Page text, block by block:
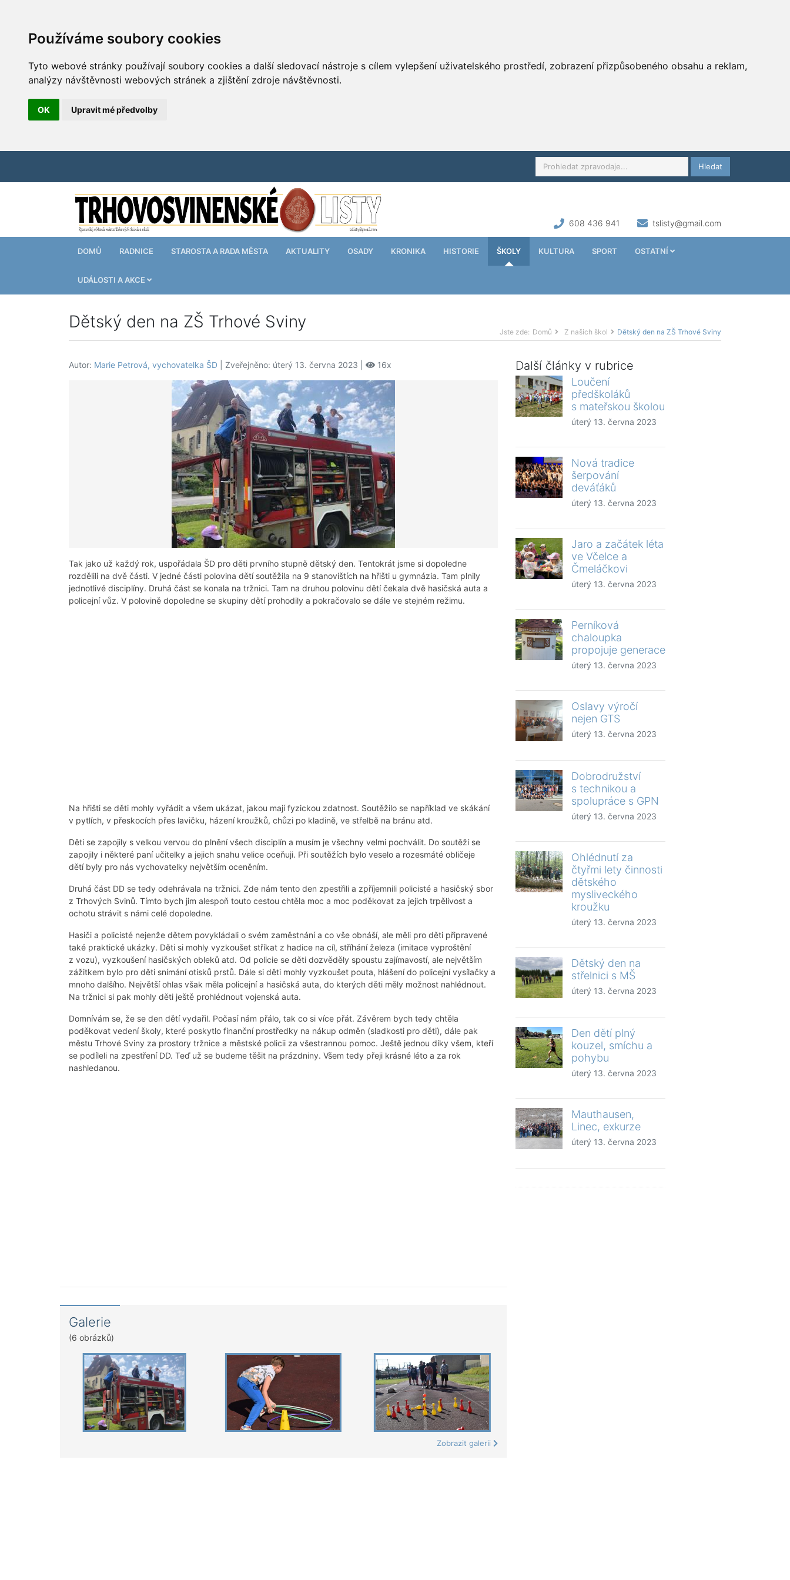
Používáme soubory cookies
Tyto webové stránky používají soubory cookies a další sledovací nástroje s cílem vylepšení uživatelského prostředí, zobrazení přizpůsobeného obsahu a reklam,
analýzy návštěvnosti webových stránek a zjištění zdroje návštěvnosti.
OK Upravit mé předvolby
Hledat
608 436 941 tslisty@gmail.com
DOMŮ RADNICE STAROSTA A RADA MĚSTA AKTUALITY OSADY KRONIKA HISTORIE ŠKOLY KULTURA SPORT OSTATNÍ
UDÁLOSTI A AKCE
Dětský den na ZŠ Trhové Sviny
Jste zde: Domů Z našich škol Dětský den na ZŠ Trhové Sviny
Autor: Marie Petrová, vychovatelka ŠD | Zveřejněno: úterý 13. června 2023 | 16x
Tak jako už každý rok, uspořádala ŠD pro děti prvního stupně dětský den. Tentokrát jsme si dopoledne
rozdělili na dvě části. V jedné části polovina dětí soutěžila na 9 stanovištích na hřišti u gymnázia. Tam plnily
jednotlivé disciplíny. Druhá část se konala na tržnici. Tam na druhou polovinu dětí čekala dvě hasičská auta a
policejní vůz. V polovině dopoledne se skupiny dětí prohodily a pokračovalo se dále ve stejném režimu.
Na hřišti se děti mohly vyřádit a všem ukázat, jakou mají fyzickou zdatnost. Soutěžilo se například ve skákání
v pytlích, v přeskocích přes lavičku, házení kroužků, chůzi po kladině, ve střelbě na bránu atd.
Děti se zapojily s velkou vervou do plnění všech disciplín a musím je všechny velmi pochválit. Do soutěží se
zapojily i některé paní učitelky a jejich snahu velice oceňuji. Při soutěžích bylo veselo a rozesmáté obličeje
dětí byly pro nás vychovatelky největším oceněním.
Druhá část DD se tedy odehrávala na tržnici. Zde nám tento den zpestřili a zpříjemnili policisté a hasičský sbor
z Trhových Svinů. Tímto bych jim alespoň touto cestou chtěla moc a moc poděkovat za jejich trpělivost a
ochotu strávit s námi celé dopoledne.
Hasiči a policisté nejenže dětem povykládali o svém zaměstnání a co vše obnáší, ale měli pro děti připravené
také praktické ukázky. Děti si mohly vyzkoušet stříkat z hadice na cíl, stříhání železa (imitace vyproštění
z vozu), vyzkoušení hasičských obleků atd. Od policie se děti dozvěděly spoustu zajímavostí, ale největším
zážitkem bylo pro děti snímání otisků prstů. Dále si děti mohly vyzkoušet pouta, hlášení do policejní vysílačky a
mnoho dalšího. Největší ohlas však měla policejní a hasičská auta, do kterých děti měly možnost nahlédnout.
Na tržnici si pak mohly děti ještě prohlédnout vojenská auta.
Domnívám se, že se den dětí vydařil. Počasí nám přálo, tak co si více přát. Závěrem bych tedy chtěla
poděkovat vedení školy, které poskytlo finanční prostředky na nákup odměn (sladkosti pro děti), dále pak
městu Trhové Sviny za prostory tržnice a městské policii za všestrannou pomoc. Ještě jednou díky všem, kteří
se podíleli na zpestření DD. Teď už se budeme těšit na prázdniny. Všem tedy přeji krásné léto a za rok
nashledanou.
Galerie
(6 obrázků)
Zobrazit galerii
Další články v rubrice
Loučení
předškoláků
s mateřskou školou
úterý 13. června 2023
Nová tradice
šerpování
deváťáků
úterý 13. června 2023
Jaro a začátek léta
ve Včelce a
Čmeláčkovi
úterý 13. června 2023
Perníková
chaloupka
propojuje generace
úterý 13. června 2023
Oslavy výročí
nejen GTS
úterý 13. června 2023
Dobrodružství
s technikou a
spolupráce s GPN
úterý 13. června 2023
Ohlédnutí za
čtyřmi lety činnosti
dětského
mysliveckého
kroužku
úterý 13. června 2023
Dětský den na
střelnici s MŠ
úterý 13. června 2023
Den dětí plný
kouzel, smíchu a
pohybu
úterý 13. června 2023
Mauthausen,
Linec, exkurze
úterý 13. června 2023